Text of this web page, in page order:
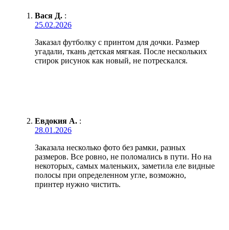
Вася Д. :
25.02.2026
Заказал футболку с принтом для дочки. Размер
угадали, ткань детская мягкая. После нескольких
стирок рисунок как новый, не потрескался.
Евдокия А. :
28.01.2026
Заказала несколько фото без рамки, разных
размеров. Все ровно, не поломались в пути. Но на
некоторых, самых маленьких, заметила еле видные
полосы при определенном угле, возможно,
принтер нужно чистить.